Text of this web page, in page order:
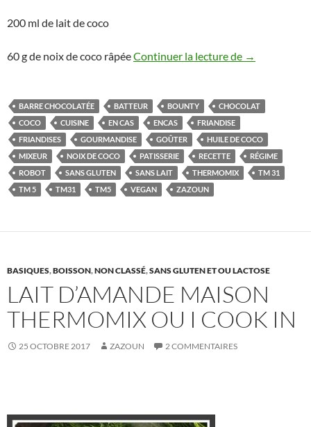
200 ml de lait de coco
60 g de noix de coco râpéeContinuer la lecture de Bounty sans
→
BARRE CHOCOLATÉE BATTEUR BOUNTY
CHOCOLAT
COCO
CUISINE EN CAS ENCAS
FRIANDISE
FRIANDISES
GOURMANDISE GOÛTER
HUILE DE COCO
MIXEUR
NOIX DE COCO PATISSERIE RECETTE
RÉGIME
ROBOT
SANS GLUTEN SANS LAIT THERMOMIX
TM 31
TM 5
TM31 TM5 VEGAN ZAZOUN
BASIQUES,BOISSON,NON CLASSÉ,SANS GLUTEN ET OU LACTOSE
LAIT D’AMANDE MAISON
THERMOMIX OU I COOK IN
25 OCTOBRE 2017 ZAZOUN 2 COMMENTAIRES